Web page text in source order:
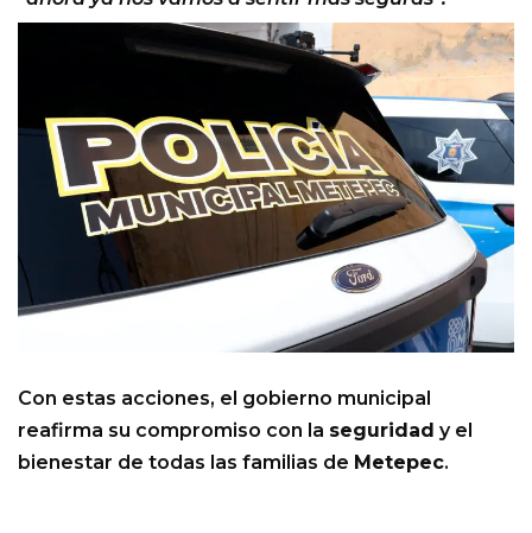
Con estas acciones, el gobierno municipal
reafirma su compromiso con la seguridad y el
bienestar de todas las familias de Metepec.